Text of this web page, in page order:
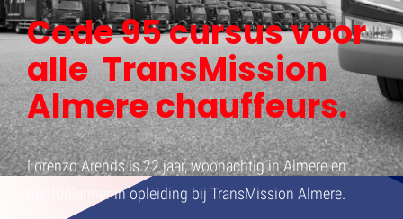
Code 95 cursus voor
alle TransMission
Almere chauffeurs.
Lorenzo Arends is 22 jaar, woonachtig in Almere en
hoofdplanner in opleiding bij TransMission Almere.